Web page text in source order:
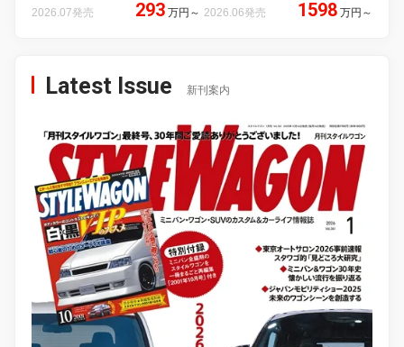
2026.07発売 293 万円 ～ 2026.06発売 1598 万円 ～
Latest Issue 新刊案内